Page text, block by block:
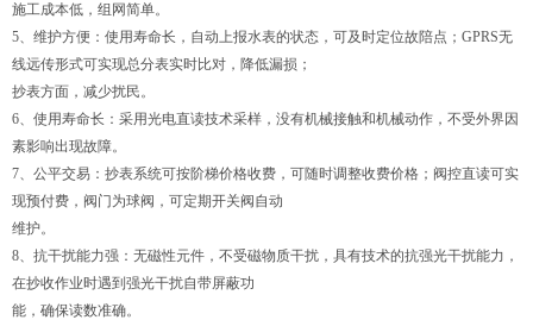
施工成本低，组网简单。
5、维护方便：使用寿命长，自动上报水表的状态，可及时定位故陪点；GPRS无
线远传形式可实现总分表实时比对，降低漏损；
抄表方面，减少扰民。
6、使用寿命长：采用光电直读技术采样，没有机械接触和机械动作，不受外界因
素影响出现故障。
7、公平交易：抄表系统可按阶梯价格收费，可随时调整收费价格；阀控直读可实
现预付费，阀门为球阀，可定期开关阀自动
维护。
8、抗干扰能力强：无磁性元件，不受磁物质干扰，具有技术的抗强光干扰能力，
在抄收作业时遇到强光干扰自带屏蔽功
能，确保读数准确。